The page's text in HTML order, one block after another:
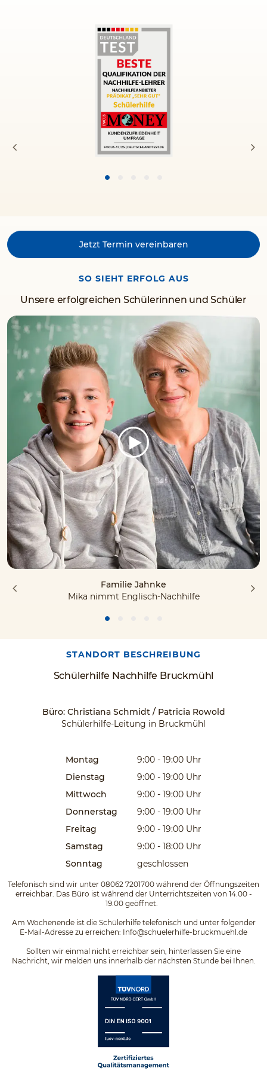
Die Schülernachhilfe in Bruckmühl kann ich
sehr empfehlen. Meine Tochter geht sehr gerne
dahin. Freundliches Personal und Lehrer, sehr
» Read on
on2025/10/24
Sehr nettes Team, immer hilfsbereit.
on2025/10/22
Die Nachhilfelehrer waren sehr nett und
konnten gut auf die individeullen Bedürfnisse
ringehen. Die Kommunikation mit uns Eltern
(Aklärung von Terminverschiebungen etc.) war
manchmal etwas holprig.
on2025/08/06
Zwei meiner Söhne waren bei der Schülerhilfe
Bruckmühl, und haben sich in Mathematik und
(Translated by Google) Tw...
» Read on
2025/07/05
Das Team der Schülerhilfe ist super. Es macht
mir große Freude, dabei zu sein! (Translated by
Google) The Student Support team is fantastic.
on2025/06/23
gearbeitet. Es herrschte eine super Stimmung
im Team und die Arbeitszeiten waren sehr
flexibel. Außerdem wurde umfangreiches
Material, wie Arbeitsblätter oder...
Jetzt Termin vereinbaren
SO SIEHT ERFOLG AUS
Unsere erfolgreichen Schülerinnen und Schüler
Familie Jahnke
Mika nimmt Englisch-Nachhilfe
Schülerhilfe Nachhilfe Bruckmühl
STANDORT BESCHREIBUNG
Büro: Christiana Schmidt / Patricia Rowold
Schülerhilfe-Leitung in Bruckmühl
Montag 9:00 - 19:00 Uhr
Dienstag
9:00 - 19:00 Uhr
Mittwoch
9:00 - 19:00 Uhr
Donnerstag
9:00 - 19:00 Uhr
Freitag
9:00 - 19:00 Uhr
Samstag
9:00 - 18:00 Uhr
Sonntag
geschlossen
Telefonisch sind wir unter 08062 7201700 während der Öffnungszeiten
erreichbar. Das Büro ist während der Unterrichtszeiten von 14.00 -
19.00 geöffnet.
Am Wochenende ist die Schülerhilfe telefonisch und unter folgender
E-Mail-Adresse zu erreichen: Info@schuelerhilfe-bruckmuehl.de
Sollten wir einmal nicht erreichbar sein, hinterlassen Sie eine
Nachricht, wir melden uns innerhalb der nächsten Stunde bei Ihnen.